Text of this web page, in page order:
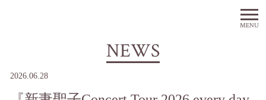
MENU
NEWS
2026.06.28